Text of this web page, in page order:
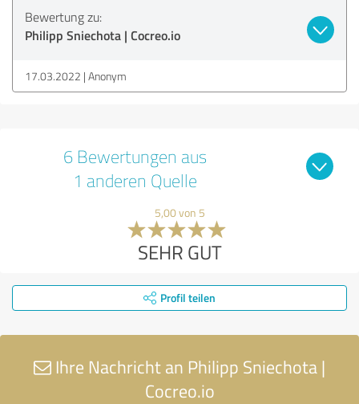
Bewertung zu:
Philipp Sniechota | Cocreo.io
17.03.2022 Anonym
6 Bewertungen aus
1 anderen Quelle
5,00 von 5
SEHR GUT
Profil teilen
Ihre Nachricht an Philipp Sniechota |
Cocreo.io